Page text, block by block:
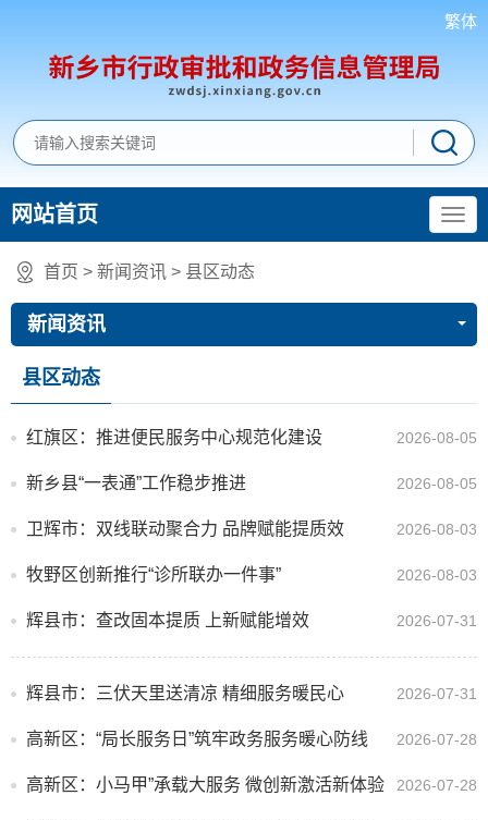
繁体
网站首页
首页 > 新闻资讯 > 县区动态
新闻资讯
县区动态
红旗区：推进便民服务中心规范化建设 2026-08-05
新乡县“一表通”工作稳步推进 2026-08-05
卫辉市：双线联动聚合力 品牌赋能提质效 2026-08-03
牧野区创新推行“诊所联办一件事” 2026-08-03
辉县市：查改固本提质 上新赋能增效 2026-07-31
辉县市：三伏天里送清凉 精细服务暖民心 2026-07-31
高新区：“局长服务日”筑牢政务服务暖心防线 2026-07-28
高新区：小马甲”承载大服务 微创新激活新体验 2026-07-28